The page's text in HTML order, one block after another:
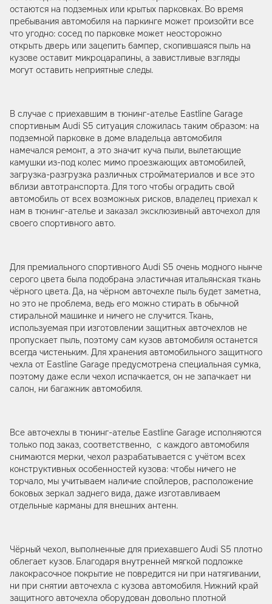
остаются на подземных или крытых парковках. Во время
пребывания автомобиля на паркинге может произойти все
что угодно: сосед по парковке может неосторожно
открыть дверь или зацепить бампер, скопившаяся пыль на
кузове оставит микроцарапины, а завистливые взгляды
могут оставить неприятные следы.
В случае с приехавшим в тюнинг-ателье Eastline Garage
спортивным Audi S5 ситуация сложилась таким образом: на
подземной парковке в доме владельца автомобиля
намечался ремонт, а это значит куча пыли, вылетающие
камушки из-под колес мимо проезжающих автомобилей,
загрузка-разгрузка различных стройматериалов и все это
вблизи автотранспорта. Для того чтобы оградить свой
автомобиль от всех возможных рисков, владелец приехал к
нам в тюнинг-ателье и заказал эксклюзивный авточехол для
своего спортивного авто.
Для премиального спортивного Audi S5 очень модного нынче
серого цвета была подобрана эластичная итальянская ткань
чёрного цвета. Да, на чёрном авточехле пыль будет заметна,
но это не проблема, ведь его можно стирать в обычной
стиральной машинке и ничего не случится. Ткань,
используемая при изготовлении защитных авточехлов не
пропускает пыль, поэтому сам кузов автомобиля останется
всегда чистеньким. Для хранения автомобильного защитного
чехла от Eastline Garage предусмотрена специальная сумка,
поэтому даже если чехол испачкается, он не запачкает ни
салон, ни багажник автомобиля.
Все авточехлы в тюнинг-ателье Eastline Garage исполняются
только под заказ, соответственно, с каждого автомобиля
снимаются мерки, чехол разрабатывается с учётом всех
конструктивных особенностей кузова: чтобы ничего не
торчало, мы учитываем наличие спойлеров, расположение
боковых зеркал заднего вида, даже изготавливаем
отдельные карманы для внешних антенн.
Чёрный чехол, выполненные для приехавшего Audi S5 плотно
облегает кузов. Благодаря внутренней мягкой подложке
лакокрасочное покрытие не повредится ни при натягивании,
ни при снятии авточехла с кузова автомобиля. Нижний край
защитного авточехла оборудован довольно плотной